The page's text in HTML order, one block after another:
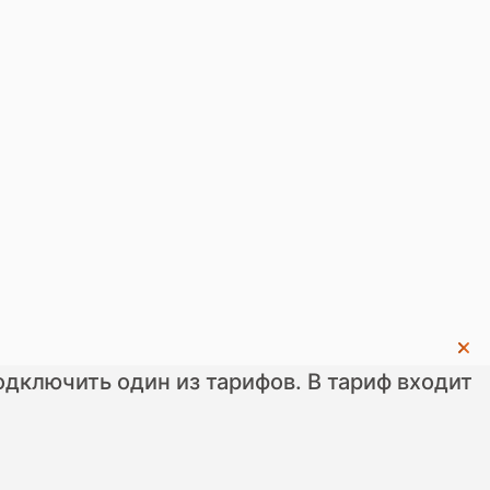
один из тарифов. В тариф входит